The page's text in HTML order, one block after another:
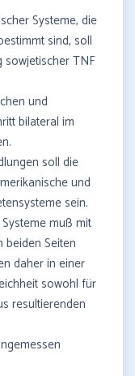
Systeme, die
sind, soll
TNF
und
bilateral im
soll die
und
sein.
muß mit
beiden Seiten
daher in einer
sowohl für
resultierenden